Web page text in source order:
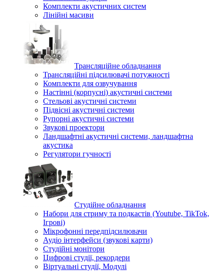
Комплекти акустичних систем
Лінійні масиви
Трансляційне обладнання
Трансляційні підсилювачі потужності
Комплекти для озвучування
Настінні (корпусні) акустичні системи
Стельові акустичні системи
Підвісні акустичні системи
Рупорні акустичні системи
Звукові проектори
Ландшафтні акустичні системи, ландшафтна
акустика
Регулятори гучності
Студійне обладнання
Набори для стриму та подкастів (Youtube, TikTok,
Ігрові)
Мікрофонні передпідсилювачи
Аудіо інтерфейси (звукові карти)
Студійні монітори
Цифрові студії, рекордери
Віртуальні студії, Модулі